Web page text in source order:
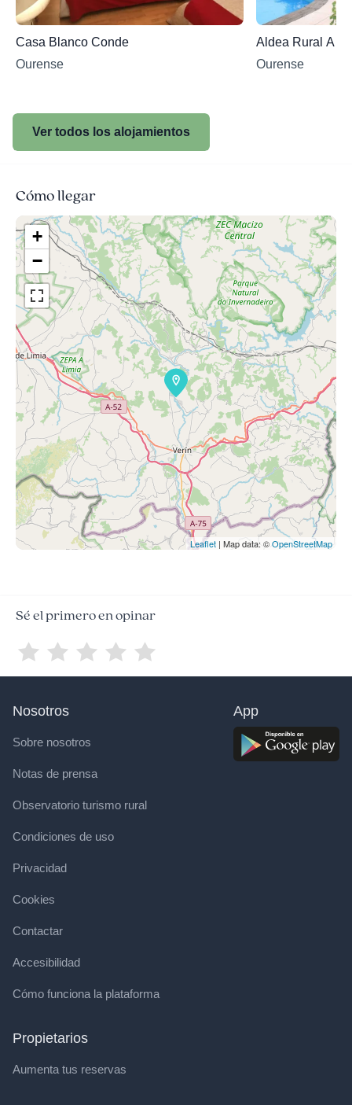
Casa Blanco Conde
Ourense
Ourense
Ver todos los alojamientos
Cómo llegar
+
−
Leaflet | Map data: ©OpenStreetMap
Sé el primero en opinar
Nosotros
Sobre nosotros
Notas de prensa
Observatorio turismo rural
Condiciones de uso
Privacidad
Cookies
Contactar
Accesibilidad
Cómo funciona la plataforma
Propietarios
Aumenta tus reservas
App